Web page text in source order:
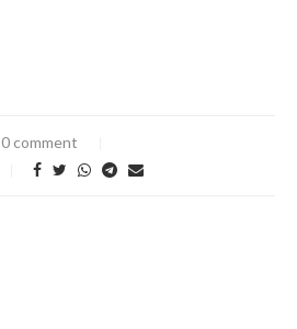
0 comment